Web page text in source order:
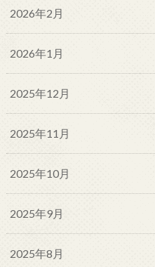
2026年2月
2026年1月
2025年12月
2025年11月
2025年10月
2025年9月
2025年8月